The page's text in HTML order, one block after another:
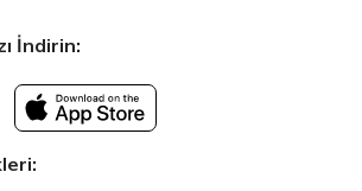
İndirin: